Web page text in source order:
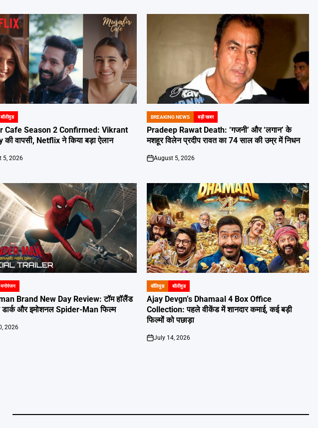
बॉलीवुड
Cafe Season 2 Confirmed: Vikrant
की वापसी, Netflix ने किया बड़ा ऐलान
5, 2026
POSTED
IN
BREAKING NEWS बड़ी खबर
Pradeep Rawat Death: ‘गजनी’ और ‘लगान’ के
मशहूर विलेन प्रदीप रावत का 74 साल की उम्र में निधन
on
August 5, 2026
मनोरंजन
Brand New Day Review: टॉम हॉलैंड
और इमोशनल Spider-Man फिल्म
2026
POSTED
IN
बॉलिवुड बॉलीवुड
Ajay Devgn’s Dhamaal 4 Box Office
Collection: पहले वीकेंड में शानदार कमाई, कई बड़ी
फिल्मों को पछाड़ा
on
July 14, 2026